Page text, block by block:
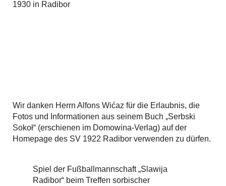
1930 in Radibor
Wir danken Herrn Alfons Wićaz für die Erlaubnis, die
Fotos und Informationen aus seinem Buch „Serbski
Sokoł“ (erschienen im Domowina-Verlag) auf der
Homepage des SV 1922 Radibor verwenden zu dürfen.
Spiel der Fußballmannschaft „Slawija
Radibor“ beim Treffen sorbischer